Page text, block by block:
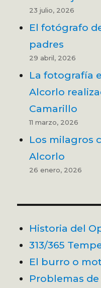
23 julio, 2026
El fotógrafo
padres
29 abril, 2026
La fotografía
Alcorlo
Camarillo
11 marzo, 2026
Los milagros
Alcorlo
26 enero, 2026
Historia del
313/365
El burro o
Problemas